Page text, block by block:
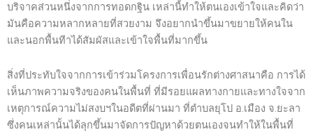
บริจาคส่วนหนึ่งจากการทอดกฐิน เหล่านี้ทำให้ตนเองเข้าใจและคิดว่า
มันคือความหลากหลายที่สวยงาม จึงอยากนำขึ้นมาขยายให้คนใน
และนอกพื้นทีาได้สัมผัสและเข้าใจพื้นที่มากขึ้น
สิ่งที่ประทับใจจากการเข้าร่วมโครงการเพื่อนรักต่างศาสนาคือ การได้
เห็นภาพความจริงของคนในพื้นที่ ที่มีรอยแผลทางกายและทางใจจาก
เหตุการณ์ความไม่สงบฯในอดีตที่ผ่านมา ที่ตำบลยุโป อ.เมือง จ.ยะลา
ซึ่งคนเหล่านั้นได้ลุกขึ้นมาจัดการปัญหาด้วยตนเองจนทำให้ในพื้นที่